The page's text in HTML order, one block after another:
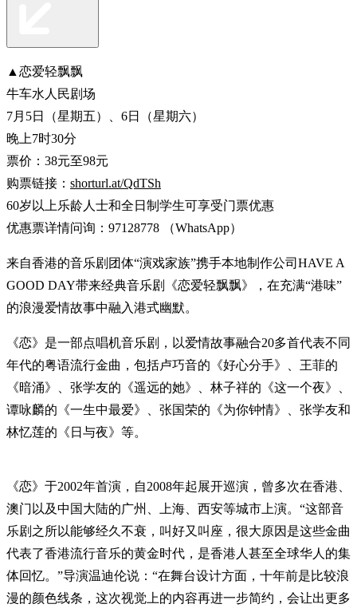
▲恋爱轻飘飘
牛车水人民剧场
7月5日（星期五）、6日（星期六）
晚上7时30分
票价：38元至98元
购票链接： shorturl.at/QdTSh
60岁以上乐龄人士和全日制学生可享受门票优惠
优惠票详情问询：97128778 （WhatsApp）
来自香港的音乐剧团体“演戏家族”携手本地制作公司HAVE A
GOOD DAY带来经典音乐剧《恋爱轻飘飘》，在充满“港味”
的浪漫爱情故事中融入港式幽默。
《恋》是一部点唱机音乐剧，以爱情故事融合20多首代表不同
年代的粤语流行金曲，包括卢巧音的《好心分手》、王菲的
《暗涌》、张学友的《遥远的她》、林子祥的《这一个夜》、
谭咏麟的《一生中最爱》、张国荣的《为你钟情》、张学友和
林忆莲的《日与夜》等。
《恋》于2002年首演，自2008年起展开巡演，曾多次在香港、
澳门以及中国大陆的广州、上海、西安等城市上演。“这部音
乐剧之所以能够经久不衰，叫好又叫座，很大原因是这些金曲
代表了香港流行音乐的黄金时代，是香港人甚至全球华人的集
体回忆。”导演温迪伦说：“在舞台设计方面，十年前是比较浪
漫的颜色线条，这次视觉上的内容再进一步简约，会让出更多